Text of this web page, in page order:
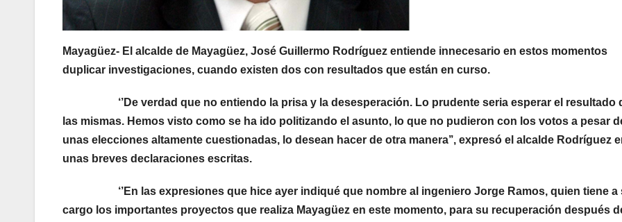
Mayagüez- El alcalde de Mayagüez, José Guillermo Rodríguez entiende innecesario en estos momentos
duplicar investigaciones, cuando existen dos con resultados que están en curso.
‘’De verdad que no entiendo la prisa y la desesperación. Lo prudente seria esperar el resultado
las mismas. Hemos visto como se ha ido politizando el asunto, lo que no pudieron con los votos a pesar
unas elecciones altamente cuestionadas, lo desean hacer de otra manera’’, expresó el alcalde Rodríguez
unas breves declaraciones escritas.
‘’En las expresiones que hice ayer indiqué que nombre al ingeniero Jorge Ramos, quien tiene a
cargo los importantes proyectos que realiza Mayagüez en este momento, para su recuperación después